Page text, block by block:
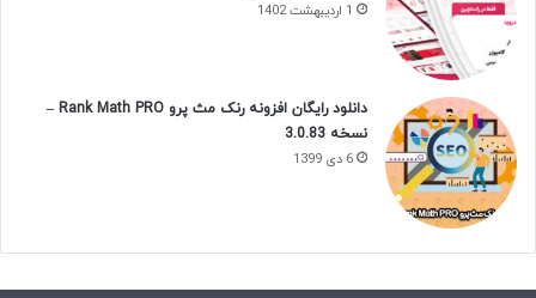
1 اردیبهشت 1402
دانلود رایگان افزونه رنک مث پرو Rank Math PRO –
نسخه 3.0.83
6 دی 1399